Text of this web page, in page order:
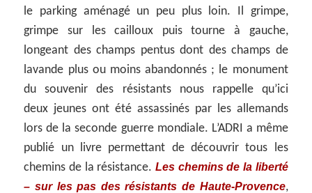
le parking aménagé un peu plus loin. Il grimpe,
grimpe sur les cailloux puis tourne à gauche,
longeant des champs pentus dont des champs de
lavande plus ou moins abandonnés ; le monument
du souvenir des résistants nous rappelle qu’ici
deux jeunes ont été assassinés par les allemands
lors de la seconde guerre mondiale. L’ADRI a même
publié un livre permettant de découvrir tous les
chemins de la résistance. Les chemins de la liberté
– sur les pas des résistants de Haute-Provence,